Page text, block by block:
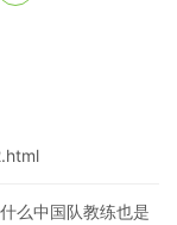
么中国队教练也是